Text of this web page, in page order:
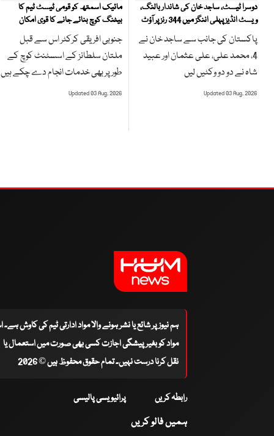
دوسرا ٹیسٹ، ساجد خان کی شاندار بالنگ،
ویسٹ انڈیز پہلی اننگز میں 344 رنز پر آؤٹ
پاکستان کی جانب سے ساجد خان نے
4، محمد علی، علی عثمان اور عبید
شاہ نے دو دو وکٹیں لیں
Updated 03 Aug, 2026
مائیک اسمتھ کو قومی ٹیسٹ ٹیم کا
بیٹنگ کوچ بنائے جانے کا قوی امکان
جنوبی افریقی کرکٹر اس سے قبل
ملتان سلطانز کے اسسٹنٹ کوچ کے
طور پر بھی خدمات انجام دے چکے ہیں
Updated 03 Aug, 2026
ہم نیوز پر شائع یا نشر ہونے والا مواد ادارتی ٹیم کی کاوش
مواد کو بغیر پیشگی اجازت کسی بھی صورت میں استعمال یا
نقل کرنا درست نہیں۔ تمام حقوق محفوظ ہیں © 2026
رابطہ کریں پرائیویسی پالیسی
ہمیں فالو کریں